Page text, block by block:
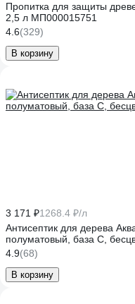
Пропитка для защиты
2,5 л МП000015751
4.6(329)
В корзину
3 171 ₽1268.4 ₽/л
Антисептик для дерева
полуматовый, база C,
4.9(68)
В корзину